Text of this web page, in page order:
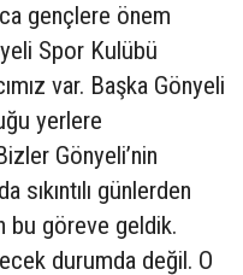
gençlere önem
Spor Kulübü
var. Başka Gönyeli
yerlere
Gönyeli’nin
sıkıntılı günlerden
bu göreve geldik.
durumda değil. O